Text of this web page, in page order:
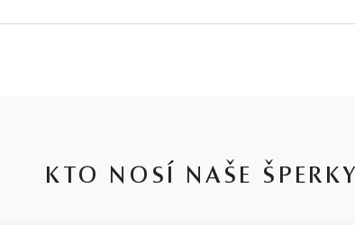
KTO NOSÍ NAŠE ŠPERKY